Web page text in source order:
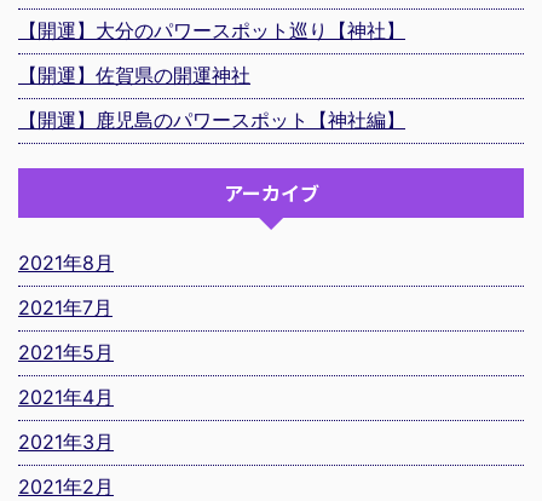
【開運】大分のパワースポット巡り【神社】
【開運】佐賀県の開運神社
【開運】鹿児島のパワースポット【神社編】
アーカイブ
2021年8月
2021年7月
2021年5月
2021年4月
2021年3月
2021年2月